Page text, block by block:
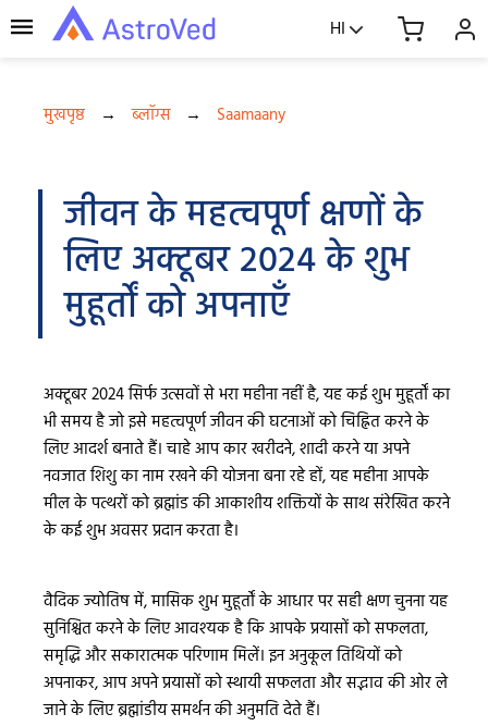
HI
मुखपृष्ठ → ब्लॉग्स → Saamaany
जीवन के महत्वपूर्ण क्षणों के
लिए अक्टूबर 2024 के शुभ
मुहूर्तों को अपनाएँ
अक्टूबर 2024 सिर्फ उत्सवों से भरा महीना नहीं है, यह कई शुभ मुहूर्तों का
भी समय है जो इसे महत्वपूर्ण जीवन की घटनाओं को चिह्नित करने के
लिए आदर्श बनाते हैं। चाहे आप कार खरीदने, शादी करने या अपने
नवजात शिशु का नाम रखने की योजना बना रहे हों, यह महीना आपके
मील के पत्थरों को ब्रह्मांड की आकाशीय शक्तियों के साथ संरेखित करने
के कई शुभ अवसर प्रदान करता है।
वैदिक ज्योतिष में, मासिक शुभ मुहूर्तों के आधार पर सही क्षण चुनना यह
सुनिश्चित करने के लिए आवश्यक है कि आपके प्रयासों को सफलता,
समृद्धि और सकारात्मक परिणाम मिलें। इन अनुकूल तिथियों को
अपनाकर, आप अपने प्रयासों को स्थायी सफलता और सद्भाव की ओर ले
जाने के लिए ब्रह्मांडीय समर्थन की अनुमति देते हैं।